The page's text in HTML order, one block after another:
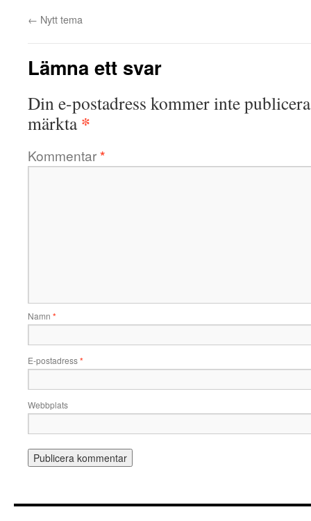
← Nytt tema
Lämna ett svar
Din e-postadress kommer inte
märkta*
Kommentar*
Namn *
E-postadress*
Webbplats